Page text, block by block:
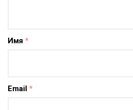
Имя *
Email *